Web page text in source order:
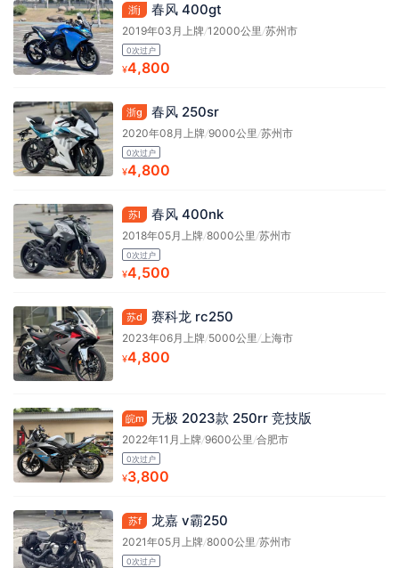
浙j 春风 400gt
2019年03月上牌/12000公里/苏州市
0次过户
¥4,800
浙g 春风 250sr
2020年08月上牌/9000公里/苏州市
0次过户
¥4,800
苏l 春风 400nk
2018年05月上牌/8000公里/苏州市
0次过户
¥4,500
苏d 赛科龙 rc250
2023年06月上牌/5000公里/上海市
¥4,800
皖m 无极 2023款 250rr 竞技版
2022年11月上牌/9600公里/合肥市
0次过户
¥3,800
苏f 龙嘉 v霸250
2021年05月上牌/8000公里/苏州市
0次过户